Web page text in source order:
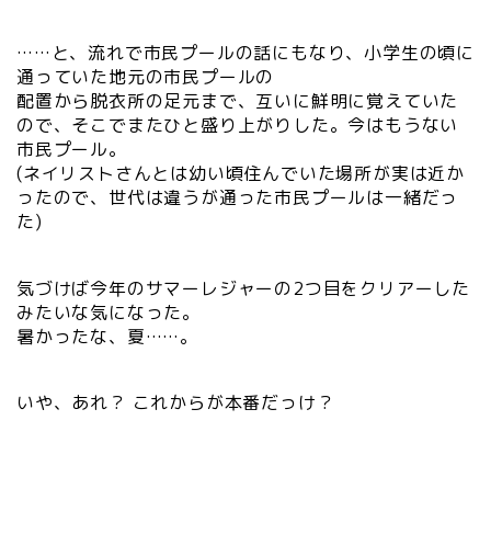
……と、流れで市民プールの話にもなり、小学生の頃に
通っていた地元の市民プールの
配置から脱衣所の足元まで、互いに鮮明に覚えていた
ので、そこでまたひと盛り上がりした。今はもうない
市民プール。
(ネイリストさんとは幼い頃住んでいた場所が実は近か
ったので、世代は違うが通った市民プールは一緒だっ
た)
気づけば今年のサマーレジャーの2つ目をクリアーした
みたいな気になった。
暑かったな、夏……。
いや、あれ？ これからが本番だっけ？